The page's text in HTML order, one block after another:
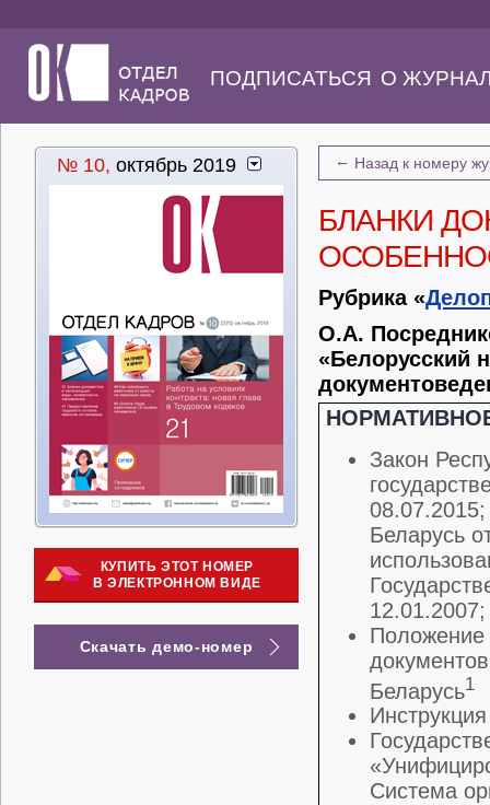
ПОДПИСАТЬСЯ О
№ 10, октябрь 2019
КУПИТЬ ЭТОТ НОМЕР
В ЭЛЕКТРОННОМ ВИДЕ
Скачать демо-номер
← Назад к номеру
БЛАНКИ
Рубрика «
О.А.
«Белорусский
Закон
Беларусь
Положение
Беларусь1
Система